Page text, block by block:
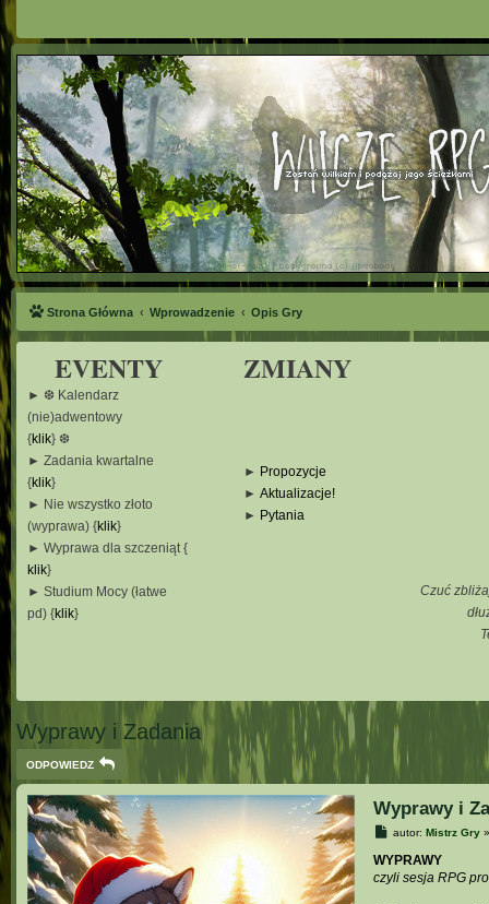
Strona Główna Wprowadzenie Opis Gry
EVENTY ZMIANY
► ❆ Kalendarz
(nie)adwentowy
{klik} ❆
► Zadania kwartalne
{klik}
► Nie wszystko złoto
(wyprawa) {klik}
► Wyprawa dla szczeniąt {
klik}
► Studium Mocy (łatwe
pd) {klik}
► Propozycje
► Aktualizacje!
► Pytania
Czuć
Wyprawy i Zadania
ODPOWIEDZ
Wyprawy i
P
s
autor:Mistrz Gry
WYPRAWY
czyli sesja RPG